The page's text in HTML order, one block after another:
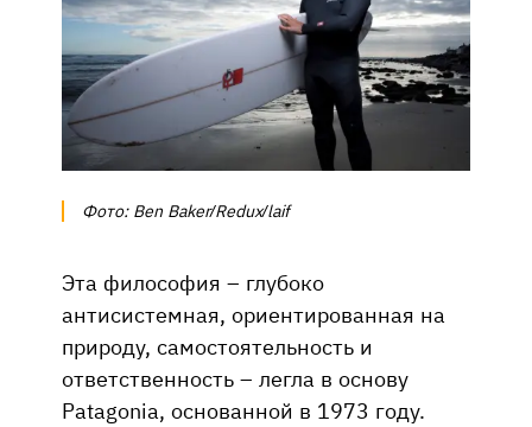
Фото: Ben Baker/Redux/laif
Эта философия – глубоко
антисистемная, ориентированная на
природу, самостоятельность и
ответственность – легла в основу
Patagonia, основанной в 1973 году.